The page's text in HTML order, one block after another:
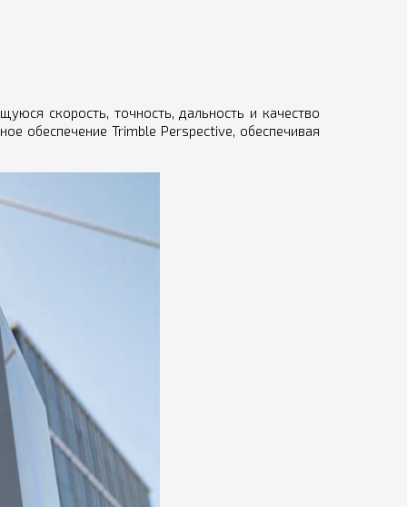
скорость, точность, дальность и качество
обеспечение Trimble Perspective, обеспечивая